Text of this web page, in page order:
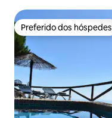
Preferido dos hóspedes
Preferido dos hóspedes